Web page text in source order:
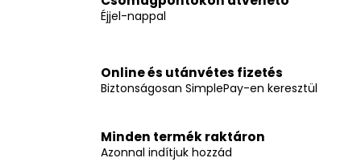
Éjjel-nappal
Online és utánvétes fizetés
Biztonságosan SimplePay-en keresztül
Minden termék raktáron
Azonnal indítjuk hozzád